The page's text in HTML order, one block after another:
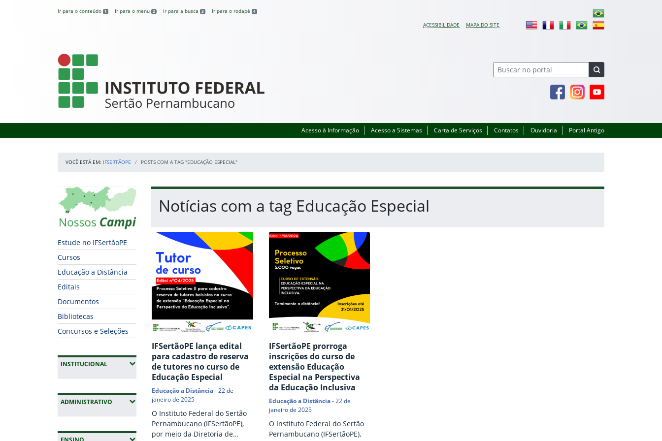
Ir para o conteúdo 1 Ir para o menu 2 Ir para a busca 3 Ir para o rodapé 4
ACESSIBILIDADE MAPA DO SITE
IFSertãoPE
FacebookInstagramYoutube
Acesso à Informação Acesso a Sistemas Carta de Serviços Contatos Ouvidoria Portal Antigo
VOCÊ ESTÁ EM: IFSERTÃOPE POSTS COM A TAG "EDUCAÇÃO ESPECIAL"
Início da navegação
Mapa Campi
Estude no IFSertãoPE
Cursos
Educação a Distância
Editais
Documentos
Bibliotecas
Concursos e Seleções
INSTITUCIONAL(EXPANDIR SUBMENUS)
ADMINISTRATIVO (EXPANDIR SUBMENUS)
(EXPANDIR SUBMENUS)
Início do conteúdo
Notícias com a tag Educação Especial
IFSertãoPE lança edital
para cadastro de reserva
de tutores no curso de
Educação Especial
Educação a Distância-22 de
janeiro de 2025
O Instituto Federal do Sertão
Pernambucano (IFSertãoPE),
por meio da Diretoria de
IFSertãoPE prorroga
inscrições do curso de
extensão Educação
Especial na Perspectiva
da Educação Inclusiva
Educação a Distância -22 de
janeiro de 2025
O Instituto Federal do Sertão
Pernambucano (IFSertãoPE),